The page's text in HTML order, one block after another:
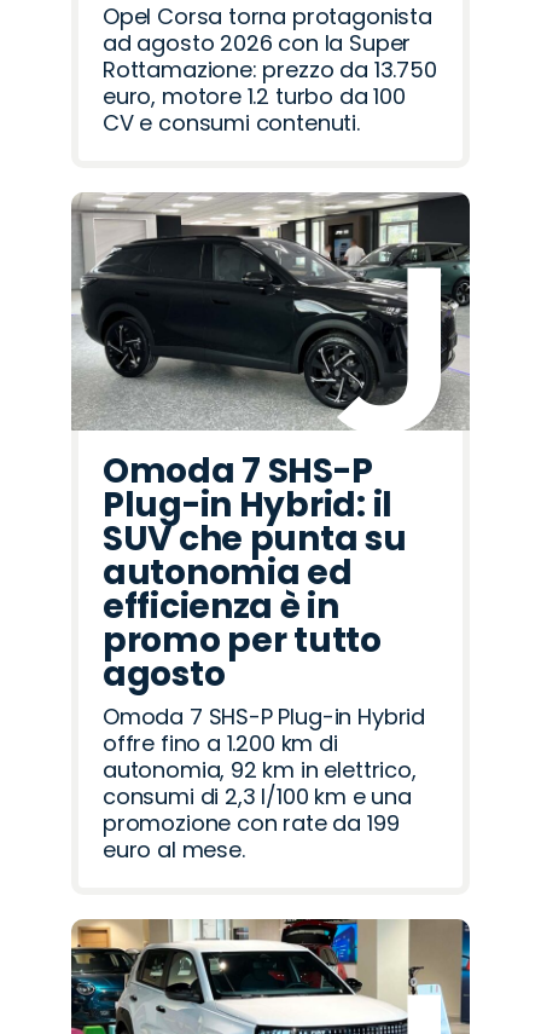
Opel Corsa torna protagonista
ad agosto 2026 con la Super
Rottamazione: prezzo da 13.750
euro, motore 1.2 turbo da 100
CV e consumi contenuti.
Omoda 7 SHS-P
Plug-in Hybrid: il
SUV che punta su
autonomia ed
efficienza è in
promo per tutto
agosto
Omoda 7 SHS-P Plug-in Hybrid
offre fino a 1.200 km di
autonomia, 92 km in elettrico,
consumi di 2,3 l/100 km e una
promozione con rate da 199
euro al mese.